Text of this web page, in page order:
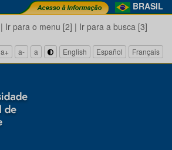
BRASIL
| Ir para o menu [2] | Ir para a busca [3]
a+ a- a English Español Français